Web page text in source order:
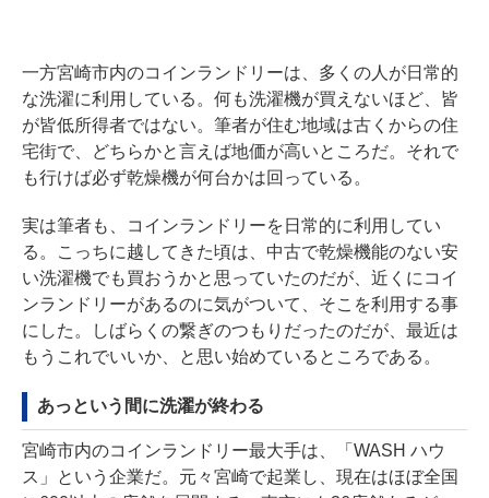
一方宮崎市内のコインランドリーは、多くの人が日常的
な洗濯に利用している。何も洗濯機が買えないほど、皆
が皆低所得者ではない。筆者が住む地域は古くからの住
宅街で、どちらかと言えば地価が高いところだ。それで
も行けば必ず乾燥機が何台かは回っている。
実は筆者も、コインランドリーを日常的に利用してい
る。こっちに越してきた頃は、中古で乾燥機能のない安
い洗濯機でも買おうかと思っていたのだが、近くにコイ
ンランドリーがあるのに気がついて、そこを利用する事
にした。しばらくの繋ぎのつもりだったのだが、最近は
もうこれでいいか、と思い始めているところである。
あっという間に洗濯が終わる
宮崎市内のコインランドリー最大手は、「WASH ハウ
ス」という企業だ。元々宮崎で起業し、現在はほぼ全国